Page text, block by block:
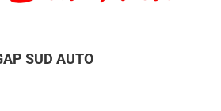
SUD AUTO